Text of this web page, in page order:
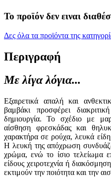
Το προϊόν δεν ειναι
Δες όλα τα προϊόντα της
Περιγραφή
Με λίγα λόγια...
Εξαιρετικά απαλή και
βαμβάκι προσφέρει
δημιουργία. Το σχέδιο με
αίσθηση φρεσκάδας και
χαρακτήρα σε ρούχα, λευκά είδη
Η λευκή της απόχρωση
χρώμα, ενώ το ίσιο τελείωμα
είδους χειροτεχνία ή
εκτιμούν την ποιότητα και την